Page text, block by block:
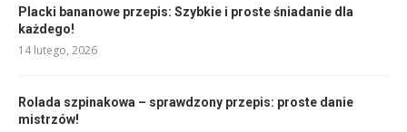
Placki bananowe przepis: Szybkie i proste śniadanie dla
każdego!
14 lutego, 2026
Rolada szpinakowa – sprawdzony przepis: proste danie
mistrzów!